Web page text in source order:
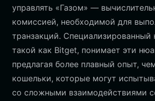
управлять «Газом» —
комиссией, необходимой для
транзакций. Специализированный
такой как Bitget, понимает эти
предлагая более плавный опыт,
кошельки, которые могут
со сложными взаимодействиями